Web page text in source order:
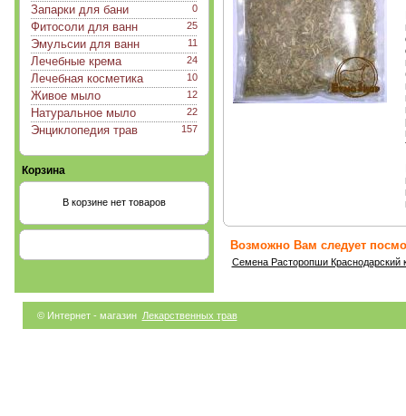
0
Запарки для бани
25
Фитосоли для ванн
11
Эмульсии для ванн
24
Лечебные крема
10
Лечебная косметика
12
Живое мыло
22
Натуральное мыло
157
Энциклопедия трав
Корзина
В корзине нет товаров
Возможно Вам следует
Семена Расторопши Краснодарский
© Интернет - магазин Лекарственных трав